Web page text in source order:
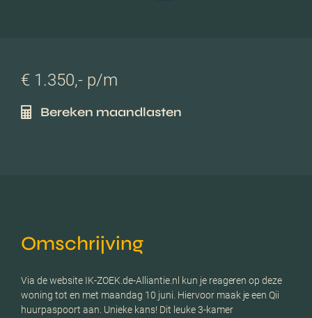
€ 1.350,- p/m
Bereken maandlasten
Omschrijving
Via de website IK-ZOEK.de-Alliantie.nl kun je reageren op deze
woning tot en met maandag 10 juni. Hiervoor maak je een Qii
huurpaspoort aan. Unieke kans! Dit leuke 3-kamer